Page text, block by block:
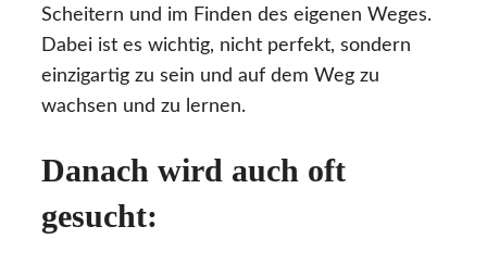
Scheitern und im Finden des eigenen Weges.
Dabei ist es wichtig, nicht perfekt, sondern
einzigartig zu sein und auf dem Weg zu
wachsen und zu lernen.
Danach wird auch oft
gesucht: